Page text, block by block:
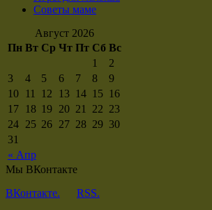
Советы маме
Август 2026
Пн Вт Ср Чт Пт Сб Вс
« Апр
1
2
3
4 5 6 7 8
9
10
11 12 13 14 15 16
17
18 19 20 21 22 23
24 25 26 27 28 29 30
31
Мы ВКонтакте
ВКонтакте.
RSS.